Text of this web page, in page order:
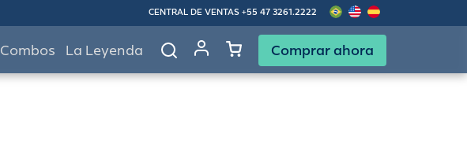
CENTRAL DE VENTAS +55 47 3261.2222
Combos La Leyenda Comprar ahora